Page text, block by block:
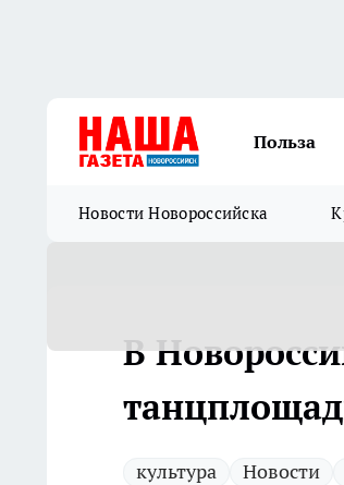
Польза
Новости Новороссийска
В
культура Новости